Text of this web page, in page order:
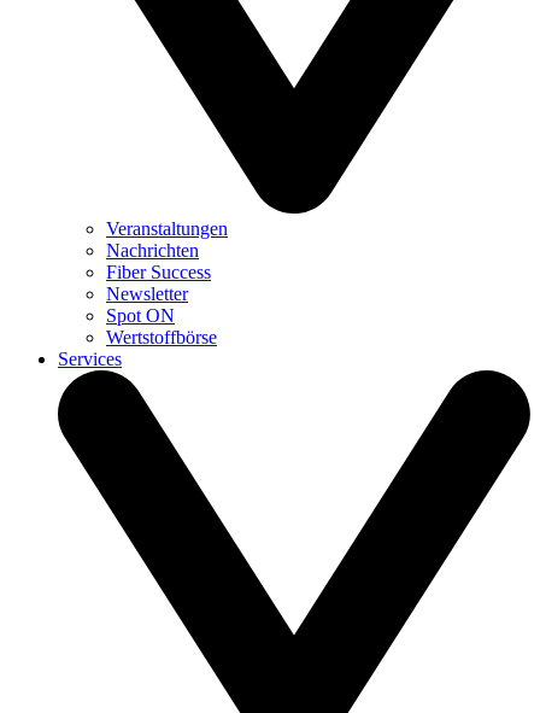
Veranstaltungen
Nachrichten
Fiber Success
Newsletter
Spot ON
Wertstoffbörse
Services